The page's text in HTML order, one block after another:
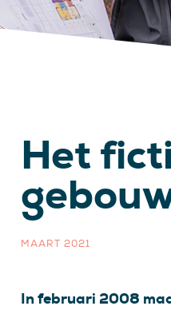
Het
MAART 2021
In februari 2008